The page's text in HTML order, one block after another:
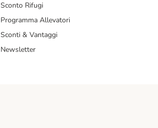
Sconto Rifugi
Programma Allevatori
Sconti & Vantaggi
Newsletter